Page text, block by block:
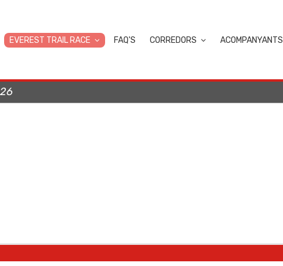
EVEREST TRAIL RACE FAQ'S CORREDORS ACOMPANYANTS